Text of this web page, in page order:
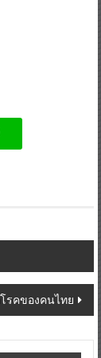
รคของคนไทย